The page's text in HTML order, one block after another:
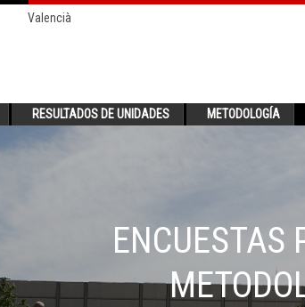
Valencià
RESULTADOS DE UNIDADES METODOLOGÍA
ENCUESTAS